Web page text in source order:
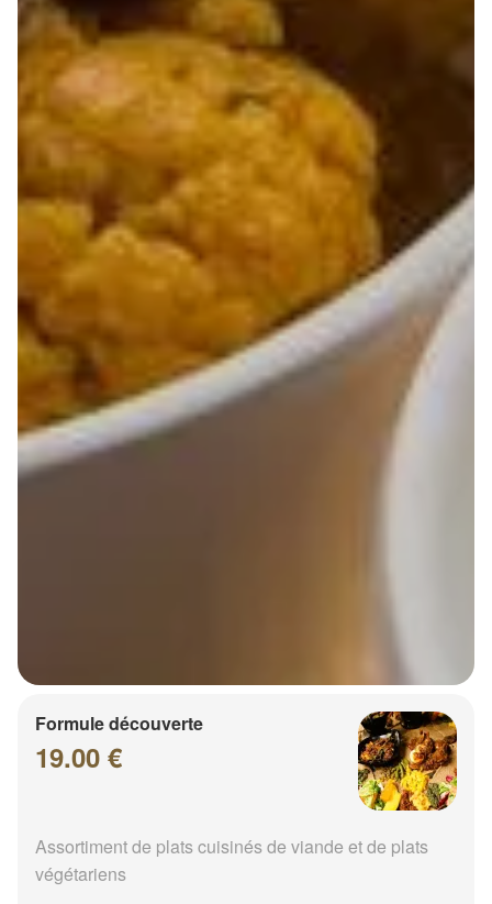
Formule découverte
19.00 €
Assortiment de plats cuisinés de viande et de plats
végétariens